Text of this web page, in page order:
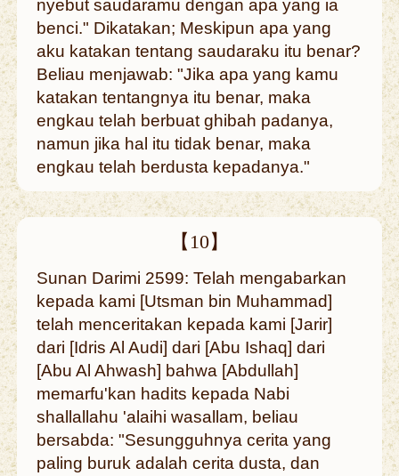
nyebut saudaramu dengan apa yang ia
benci." Dikatakan; Meskipun apa yang
aku katakan tentang saudaraku itu benar?
Beliau menjawab: "Jika apa yang kamu
katakan tentangnya itu benar, maka
engkau telah berbuat ghibah padanya,
namun jika hal itu tidak benar, maka
engkau telah berdusta kepadanya."
【10】
Sunan Darimi 2599: Telah mengabarkan
kepada kami [Utsman bin Muhammad]
telah menceritakan kepada kami [Jarir]
dari [Idris Al Audi] dari [Abu Ishaq] dari
[Abu Al Ahwash] bahwa [Abdullah]
memarfu'kan hadits kepada Nabi
shallallahu 'alaihi wasallam, beliau
bersabda: "Sesungguhnya cerita yang
paling buruk adalah cerita dusta, dan